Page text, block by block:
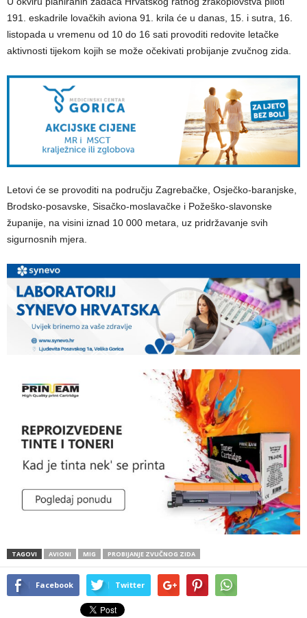
191. eskadrile lovačkih aviona 91. krila će u danas, 15. i sutra, 16.
listopada u vremenu od 10 do 16 sati provoditi redovite letačke
aktivnosti tijekom kojih se može očekivati probijanje zvučnog zida.
Letovi će se provoditi na području Zagrebačke, Osječko-baranjske,
Brodsko-posavske, Sisačko-moslavačke i Požeško-slavonske
županije, na visini iznad 10 000 metara, uz pridržavanje svih
sigurnosnih mjera.
TAGOVI AVIONI MIG PROBIJANJE ZVUČNOG ZIDA
Facebook Twitter